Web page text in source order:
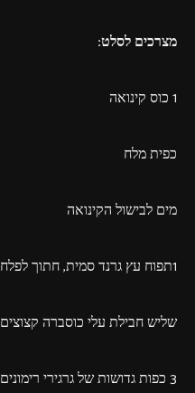
מצרכים לסלט:
1 כוס קינואה
כפית מלח
מים לבישול הקינואה
1תפוח עץ גרנד סמית, חתוך לפלחים דקים
שליש חבילת עלי כוסברה קצוצים
3 כפות גדושות של גרגירי רימונים